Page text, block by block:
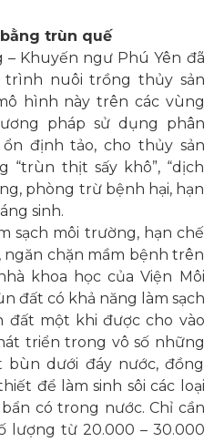
trùn quế
Khuyến ngư Phú Yên đã
nuôi trồng thủy sản
hình này trên các vùng
pháp sử dụng phân
định tảo, cho thủy sản
“trùn thịt sấy khô”, “dịch
phòng trừ bệnh hại, hạn
sinh.
sạch môi trường, hạn chế
chặn mầm bệnh trên
khoa học của Viện Môi
đất có khả năng làm sạch
đất một khi được cho vào
triển trong vô số những
dưới đáy nước, đồng
để làm sinh sôi các loại
có trong nước. Chỉ cần
lượng từ 20.000 – 30.000